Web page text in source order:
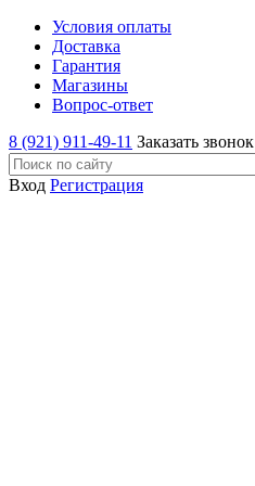
Условия оплаты
Доставка
Гарантия
Магазины
Вопрос-ответ
8 (921) 911-49-11 Заказать звонок
Вход Регистрация